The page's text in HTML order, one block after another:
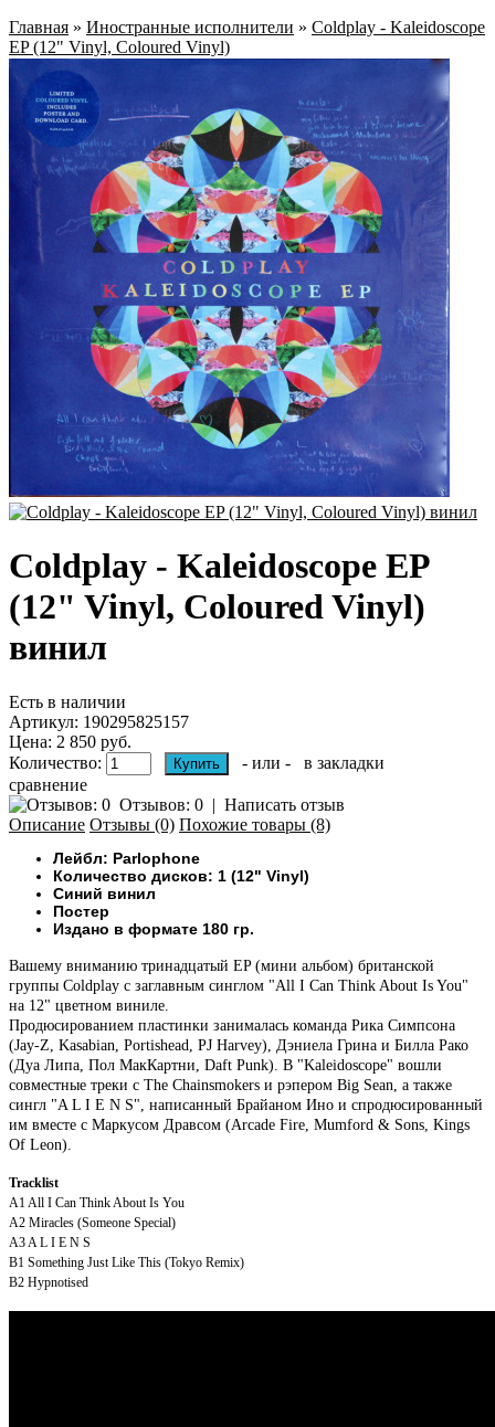
Главная » Иностранные исполнители » Coldplay - Kaleidoscope
EP (12" Vinyl, Coloured Vinyl)
Coldplay - Kaleidoscope EP
(12" Vinyl, Coloured Vinyl)
винил
Есть в наличии
Артикул: 190295825157
Цена: 2 850 руб.
Количество:
- или -
в закладки
сравнение
Отзывов: 0 | Написать отзыв
Описание Отзывы (0) Похожие товары (8)
Лейбл: Parlophone
Количество дисков: 1 (12" Vinyl)
Синий винил
Постер
Издано в формате 180 гр.
Вашему вниманию тринадцатый EP (мини альбом) британской
группы Coldplay c заглавным синглом "All I Can Think About Is You"
на 12" цветном виниле.
Продюсированием пластинки занималась команда Рика Симпсона
(Jay-Z, Kasabian, Portishead, PJ Harvey), Дэниела Грина и Билла Рако
(Дуа Липа, Пол МакКартни, Daft Punk). В "Kaleidoscope" вошли
совместные треки с The Chainsmokers и рэпером Big Sean, а также
сингл "A L I E N S", написанный Брайаном Ино и спродюсированный
им вместе с Маркусом Дравсом (Arcade Fire, Mumford & Sons, Kings
Of Leon).
Tracklist
A1All I Can Think About Is You
A2 Miracles (Someone Special)
A3A L I E N S
B1 Something Just Like This (Tokyo Remix)
B2 Hypnotised